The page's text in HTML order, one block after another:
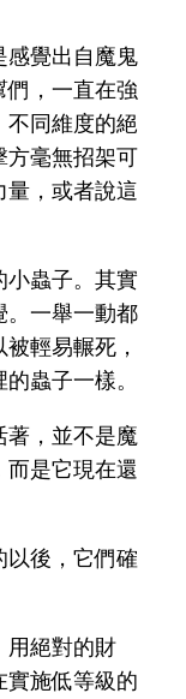
感覺出自魔鬼
們，一直在強
不同維度的絕
方毫無招架可
量，或者說這
小蟲子。其實
。一舉一動都
輕易輾死，
蟲子一樣。
著，並不是魔
而是它現在還
以後，它們確
用絕對的財
實施低等級的